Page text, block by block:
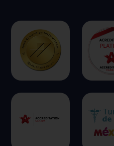
Permitir todas
Sistema de
Cookies dirigidas